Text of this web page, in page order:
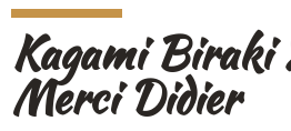
Kagami
Merci Didier